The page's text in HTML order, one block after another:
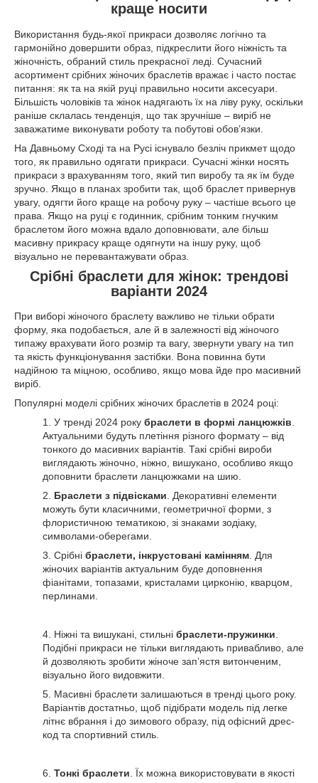
краще носити
Використання будь-якої прикраси дозволяє логічно та
гармонійно довершити образ, підкреслити його ніжність та
жіночність, обраний стиль прекрасної леді. Сучасний
асортимент срібних жіночих браслетів вражає і часто постає
питання: як та на якій руці правильно носити аксесуари.
Більшість чоловіків та жінок надягають їх на ліву руку, оскільки
раніше склалась тенденція, що так зручніше – виріб не
заважатиме виконувати роботу та побутові обов’язки.
На Давньому Сході та на Русі існувало безліч прикмет щодо
того, як правильно одягати прикраси. Сучасні жінки носять
прикраси з врахуванням того, який тип виробу та як їм буде
зручно. Якщо в планах зробити так, щоб браслет привернув
увагу, одягти його краще на робочу руку – частіше всього це
права. Якщо на руці є годинник, срібним тонким гнучким
браслетом його можна вдало доповнювати, але більш
масивну прикрасу краще одягнути на іншу руку, щоб
візуально не перевантажувати образ.
Срібні браслети для жінок: трендові
варіанти 2024
При виборі жіночого браслету важливо не тільки обрати
форму, яка подобається, але й в залежності від жіночого
типажу врахувати його розмір та вагу, звернути увагу на тип
та якість функціонування застібки. Вона повинна бути
надійною та міцною, особливо, якщо мова йде про масивний
виріб.
Популярні моделі срібних жіночих браслетів в 2024 році:
1. У тренді 2024 року браслети в формі ланцюжків.
Актуальними будуть плетіння різного формату – від
тонкого до масивних варіантів. Такі срібні вироби
виглядають жіночно, ніжно, вишукано, особливо якщо
доповнити браслети ланцюжками на шию.
2. Браслети з підвісками. Декоративні елементи
можуть бути класичними, геометричної форми, з
флористичною тематикою, зі знаками зодіаку,
символами-оберегами.
3. Срібні браслети, інкрустовані камінням. Для
жіночих варіантів актуальним буде доповнення
фіанітами, топазами, кристалами цирконію, кварцом,
перлинами.
4. Ніжні та вишукані, стильні браслети-пружинки.
Подібні прикраси не тільки виглядають привабливо, але
й дозволяють зробити жіноче зап’ястя витонченим,
візуально його видовжити.
5. Масивні браслети залишаються в тренді цього року.
Варіантів достатньо, щоб підібрати модель під легке
літнє вбрання і до зимового образу, під офісний дрес-
код та спортивний стиль.
6. Тонкі браслети. Їх можна використовувати в якості